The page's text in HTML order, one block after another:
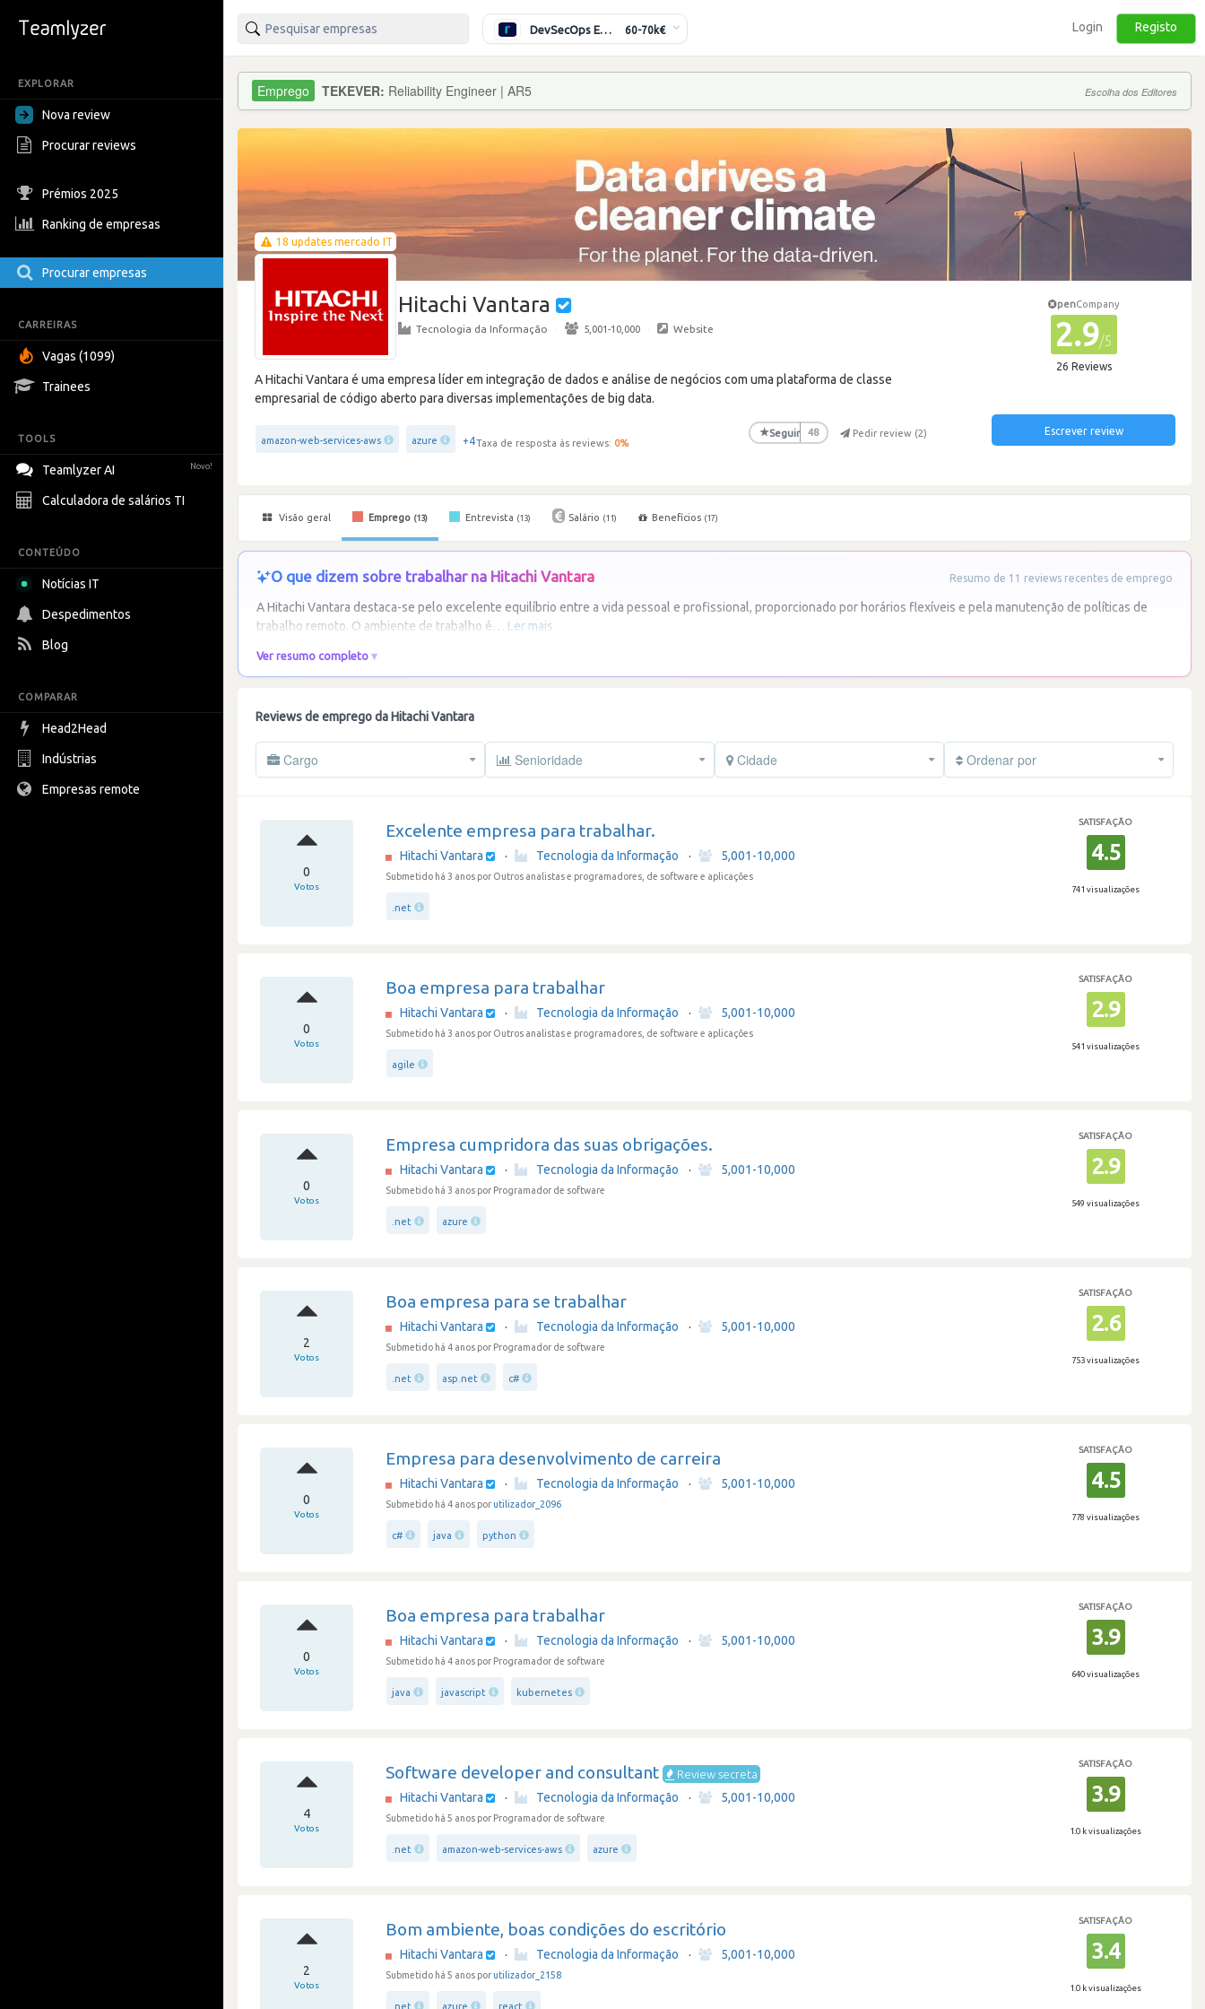
EXPLORAR
Nova review
Procurar reviews
Prémios 2025
Ranking de empresas
Procurar empresas
CARREIRAS
Vagas (1099)
Trainees
TOOLS
Teamlyzer AI Novo!
Calculadora de salários TI
CONTEÚDO
Notícias IT
Despedimentos
Blog
COMPARAR
Head2Head
Indústrias
Empresas remote
DevSecOps Engineer 60-70k€ Login Registo
TEKEVER: Reliability Engineer | AR5 Escolha dos Editores
18 updates mercado IT
Hitachi Vantara
Tecnologia da Informação · 5,001-10,000 · Website
A Hitachi Vantara é uma empresa líder em integração de dados e análise de negócios com uma plataforma de classe
empresarial de código aberto para diversas implementações de big data.
amazon-web-services-aws azure +4Taxa de resposta às reviews: 0%
★Seguir 48 Pedir review (2)
penCompany
2.9/5
26 Reviews
Escrever review
Visão geral Emprego (13) Entrevista (13) Salário (11) Benefícios (17)
O que dizem sobre trabalhar na Hitachi Vantara Resumo de 11 reviews recentes de emprego
A Hitachi Vantara destaca-se pelo excelente equilíbrio entre a vida pessoal e profissional, proporcionado por horários flexíveis e pela manutenção de políticas de
trabalho remoto. O ambiente de trabalho é… Ler mais
Ver resumo completo
Reviews de emprego da Hitachi Vantara
Cargo Senioridade Cidade Ordenar por
0
Votos
Excelente empresa para trabalhar.
Hitachi Vantara · Tecnologia da Informação · 5,001-10,000
Submetido há 3 anos por Outros analistas e programadores, de software e aplicações
.net
SATISFAÇÃO
4.5
741 visualizações
0
Votos
Boa empresa para trabalhar
Hitachi Vantara · Tecnologia da Informação · 5,001-10,000
Submetido há 3 anos por Outros analistas e programadores, de software e aplicações
agile
SATISFAÇÃO
2.9
541 visualizações
0
Votos
Empresa cumpridora das suas obrigações.
Hitachi Vantara · Tecnologia da Informação · 5,001-10,000
Submetido há 3 anos por Programador de software
.net azure
SATISFAÇÃO
2.9
549 visualizações
2
Votos
Boa empresa para se trabalhar
Hitachi Vantara · Tecnologia da Informação · 5,001-10,000
Submetido há 4 anos por Programador de software
.net asp.net c#
SATISFAÇÃO
2.6
753 visualizações
0
Votos
Empresa para desenvolvimento de carreira
Hitachi Vantara · Tecnologia da Informação · 5,001-10,000
Submetido há 4 anos por utilizador_2096
c# java python
SATISFAÇÃO
4.5
778 visualizações
0
Votos
Boa empresa para trabalhar
Hitachi Vantara · Tecnologia da Informação · 5,001-10,000
Submetido há 4 anos por Programador de software
java javascript kubernetes
SATISFAÇÃO
3.9
640 visualizações
4
Votos
Software developer and consultant Review secreta
Hitachi Vantara · Tecnologia da Informação · 5,001-10,000
Submetido há 5 anos por Programador de software
.net amazon-web-services-aws azure
SATISFAÇÃO
3.9
1.0 k visualizações
2
Votos
Bom ambiente, boas condições do escritório
Hitachi Vantara · Tecnologia da Informação · 5,001-10,000
Submetido há 5 anos por utilizador_2158
.net azure react
SATISFAÇÃO
3.4
1.0 k visualizações